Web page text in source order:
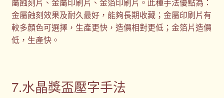
屬蝕刻片、金屬印刷片、金箔印刷片。此種手法優點為：
金屬蝕刻效果及耐久最好，能夠長期收藏；金屬印刷片有
較多顏色可選擇，生產更快，造價相對更低；金箔片造價
低，生產快。
7.水晶獎盃壓字手法